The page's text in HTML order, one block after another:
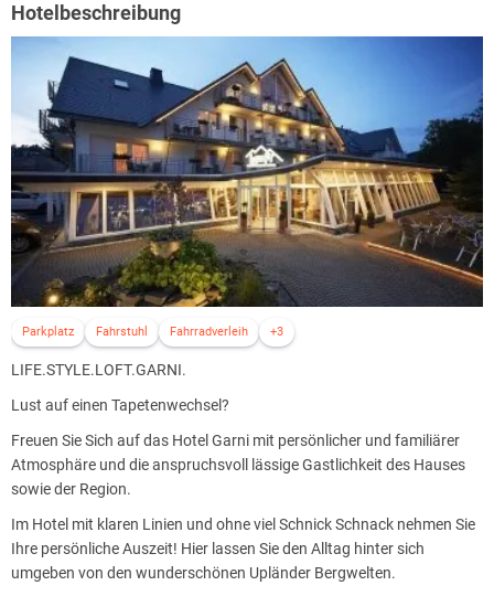
Hotelbeschreibung
Parkplatz Fahrstuhl Fahrradverleih +3
LIFE.STYLE.LOFT.GARNI.
Lust auf einen Tapetenwechsel?
Freuen Sie Sich auf das Hotel Garni mit persönlicher und familiärer
Atmosphäre und die anspruchsvoll lässige Gastlichkeit des Hauses
sowie der Region.
Im Hotel mit klaren Linien und ohne viel Schnick Schnack nehmen Sie
Ihre persönliche Auszeit! Hier lassen Sie den Alltag hinter sich
umgeben von den wunderschönen Upländer Bergwelten.